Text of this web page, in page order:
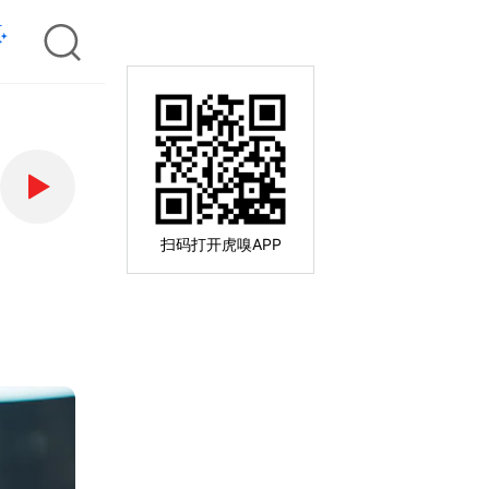
扫码打开虎嗅APP